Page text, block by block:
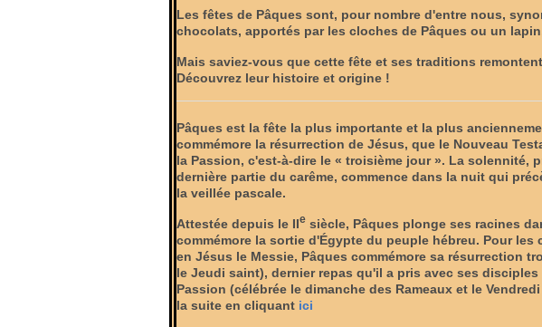
Les fêtes de Pâques sont, pour nombre d'entre nous,
chocolats, apportés par les cloches de Pâques ou un
Mais saviez-vous que cette fête et ses traditions
Découvrez leur histoire et origine !
Pâques est la fête la plus importante et la plus
commémore la résurrection de Jésus, que le Nouveau
la Passion, c'est-à-dire le « troisième jour ». La solennité,
dernière partie du carême, commence dans la nuit qui
la veillée pascale.
Attestée depuis le IIe siècle, Pâques plonge ses racines
commémore la sortie d'Égypte du peuple hébreu. Pour
en Jésus le Messie, Pâques commémore sa résurrection
le Jeudi saint), dernier repas qu'il a pris avec ses
Passion (célébrée le dimanche des Rameaux et le
la suite en cliquant ici